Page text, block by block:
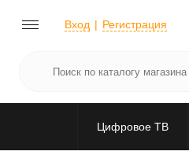
Вход Регистрация
Цифровое ТВ